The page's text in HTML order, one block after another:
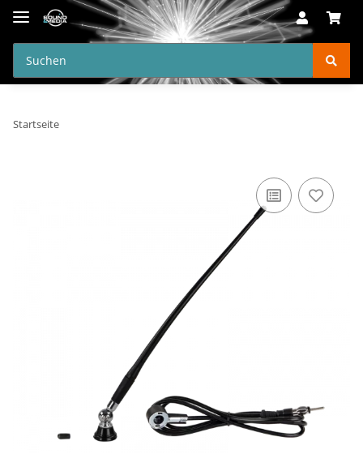
Startseite